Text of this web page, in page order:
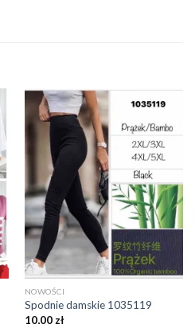
NOWOŚCI
Spodnie damskie 1035119
10,00 zł